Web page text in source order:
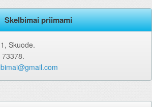
Skelbimai priimami
Skuode.
73378.